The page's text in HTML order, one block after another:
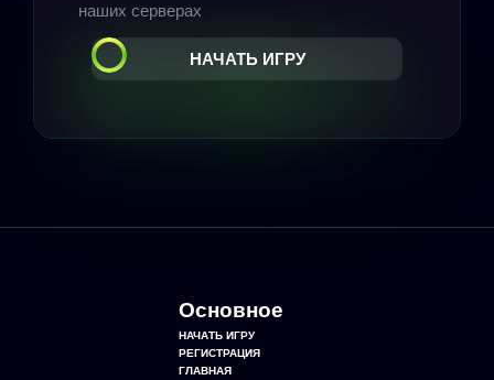
наших серверах
НАЧАТЬ ИГРУ
Основное
НАЧАТЬ ИГРУ
РЕГИСТРАЦИЯ
ГЛАВНАЯ